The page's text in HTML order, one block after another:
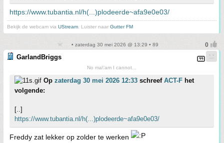
https://www.tubantia.nl/h(...)plodeerde~afa9e0e03/
Bekijk de webcam via UStream . Luister naar Gutter FM
• zaterdag 30 mei 2026 @ 13:29 • 89
GarlandBriggs
No ma\'am I cannot...
Op zaterdag 30 mei 2026 12:33 schreef ACT-F het
volgende:
[..]
https://www.tubantia.nl/h(...)plodeerde~afa9e0e03/
Freddy zat lekker op zolder te werken